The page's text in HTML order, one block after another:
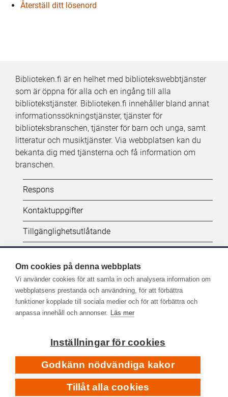
Återställ ditt lösenord
Biblioteken.fi är en helhet med bibliotekswebbtjänster
som är öppna för alla och en ingång till alla
bibliotekstjänster. Biblioteken.fi innehåller bland annat
informationssökningstjänster, tjänster för
biblioteksbranschen, tjänster för barn och unga, samt
litteratur och musiktjänster. Via webbplatsen kan du
bekanta dig med tjänsterna och få information om
branschen.
Kifi:
Biblioteken.fi-
alatunniste
(SV)
Respons
Kontaktuppgifter
Tillgänglighetsutlåtande
Följ oss:
Fler kanaler på sociala medier
Om cookies på denna webbplats
Vi använder cookies för att samla in och analysera information om
webbplatsens prestanda och användning, för att förbättra
funktioner kopplade till sociala medier och för att förbättra och
anpassa innehåll och annonser. Läs mer
Inställningar för cookies
Godkänn nödvändiga kakor
Tillåt alla cookies